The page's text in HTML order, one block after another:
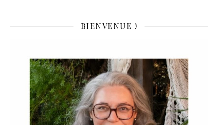
BIENVENUE !